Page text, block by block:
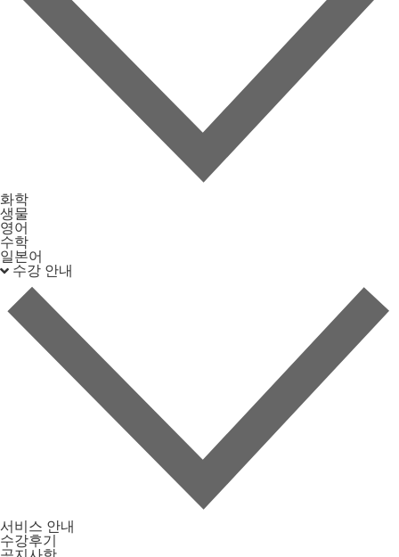
화학
생물
영어
수학
일본어
수강 안내
서비스 안내
수강후기